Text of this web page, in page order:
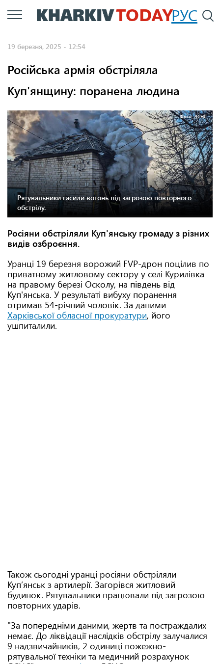
Перейти
до
РУС
19 березня, 2025 - 12:54
Російська армія обстріляла
Куп'янщину: поранена людина
Фото: ДСНС.
Рятувальники гасили вогонь під загрозою повторного
обстрілу.
Росіяни обстріляли Куп'янську громаду з різних
видів озброєння.
Уранці 19 березня ворожий FVP-дрон поцілив по
приватному житловому сектору у селі Курилівка
на правому березі Осколу, на південь від
Куп'янська. У результаті вибуху поранення
отримав 54-річний чоловік. За даними
Харківської обласної прокуратури, його
ушпиталили.
Також сьогодні уранці росіяни обстріляли
Купʼянськ з артилерії. Загорівся житловий
будинок. Рятувальники працювали під загрозою
повторних ударів.
"За попередніми даними, жертв та постраждалих
немає. До ліквідації наслідків обстрілу залучалися
9 надзвичайників, 2 одиниці пожежно-
рятувальної техніки та медичний розрахунок